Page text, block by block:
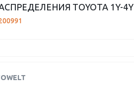
TOYOTA 1Y-4Y